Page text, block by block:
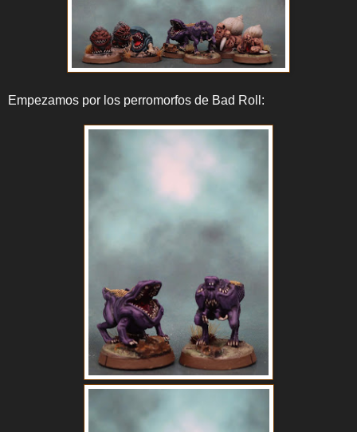
Empezamos por los perromorfos de Bad Roll: